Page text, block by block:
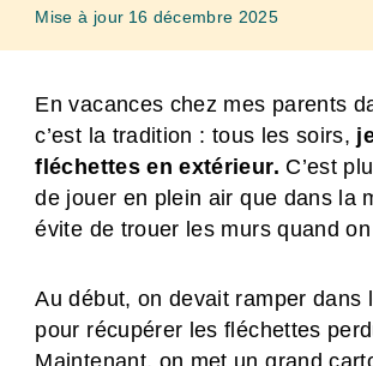
Mise à jour 16 décembre 2025
En vacances chez mes parents
c’est la tradition : tous les soirs,
fléchettes en extérieur. C’est
de jouer en plein air que dans la
évite de trouer les murs quand
Au début, on devait ramper dans
pour récupérer les fléchettes
Maintenant, on met un grand